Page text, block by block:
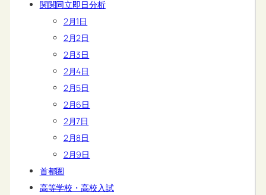
関関同立即日分析
2月1日
2月2日
2月3日
2月4日
2月5日
2月6日
2月7日
2月8日
2月9日
首都圏
高等学校・高校入試